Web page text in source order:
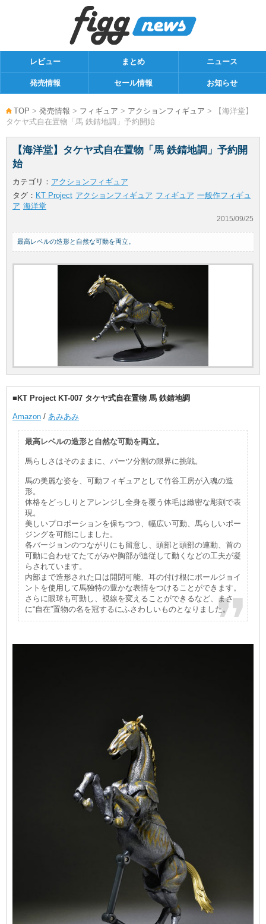
レビュー まとめ ニュース
発売情報 セール情報 お知らせ
TOP > 発売情報 > フィギュア > アクションフィギュア > 【海洋堂】
タケヤ式自在置物「馬 鉄錆地調」予約開始
【海洋堂】タケヤ式自在置物「馬 鉄錆地調」予約開
始
カテゴリ： アクションフィギュア
タグ： KT Project アクションフィギュア フィギュア 一般作フィギュ
ア 海洋堂
2015/09/25
最高レベルの造形と自然な可動を両立。
■KT Project KT-007 タケヤ式自在置物 馬 鉄錆地調
Amazon / あみあみ
最高レベルの造形と自然な可動を両立。
馬らしさはそのままに、パーツ分割の限界に挑戦。
馬の美麗な姿を、可動フィギュアとして竹谷工房が入魂の造
形。
体格をどっしりとアレンジし全身を覆う体毛は緻密な彫刻で表
現。
美しいプロポーションを保ちつつ、幅広い可動、馬らしいポー
ジングを可能にしました。
各バージョンのつながりにも留意し、頭部と頭部の連動、首の
可動に合わせてたてがみや胸部が追従して動くなどの工夫が凝
らされています。
内部まで造形された口は開閉可能、耳の付け根にポールジョイ
ントを使用して馬独特の豊かな表情をつけることができます。
さらに眼球も可動し、視線を変えることができるなど、まさ
に“自在”置物の名を冠するにふさわしいものとなりました。